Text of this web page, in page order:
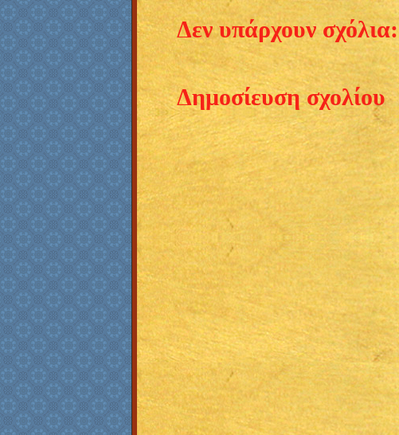
Δεν υπάρχουν σχόλια:
Δημοσίευση σχολίου